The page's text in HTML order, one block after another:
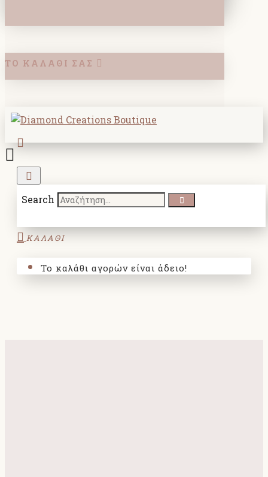
ΤΟ ΚΑΛΆΘΙ ΣΑΣ
Search
ΚΑΛΑΘΙ
Το καλάθι αγορών είναι άδειο!